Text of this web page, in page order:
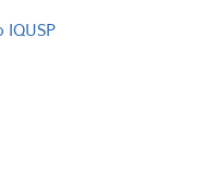
IQUSP